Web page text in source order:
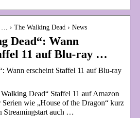
› The Walking Dead › News
Dead“: Wann
11 auf Blu-ray …
Wann erscheint Staffel 11 auf Blu-ray
Dead“ Staffel 11 auf Amazon
wie „House of the Dragon“ kurz
Streamingstart auch …